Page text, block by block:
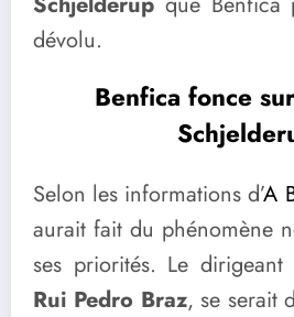
dévolu.
Benfica fonce
Selon les informations d’A
aurait fait du phénomène
ses priorités. Le
Rui Pedro Braz, se serait